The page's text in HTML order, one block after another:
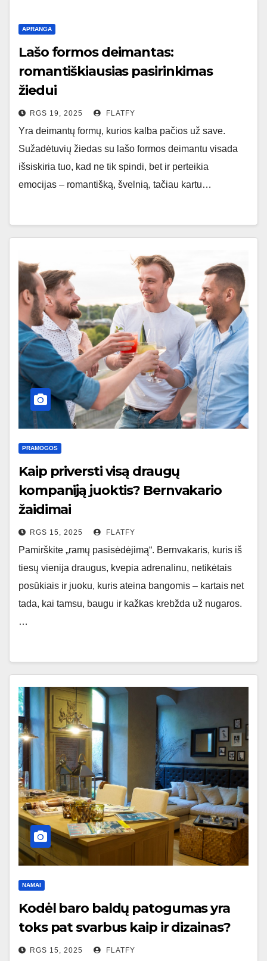
APRANGA
Lašo formos deimantas:
romantiškiausias pasirinkimas
žiedui
RGS 19, 2025 FLATFY
Yra deimantų formų, kurios kalba pačios už save.
Sužadėtuvių žiedas su lašo formos deimantu visada
išsiskiria tuo, kad ne tik spindi, bet ir perteikia
emocijas – romantišką, švelnią, tačiau kartu…
PRAMOGOS
Kaip priversti visą draugų
kompaniją juoktis? Bernvakario
žaidimai
RGS 15, 2025 FLATFY
Pamirškite „ramų pasisėdėjimą“. Bernvakaris, kuris iš
tiesų vienija draugus, kvepia adrenalinu, netikėtais
posūkiais ir juoku, kuris ateina bangomis – kartais net
tada, kai tamsu, baugu ir kažkas krebžda už nugaros.
…
NAMAI
Kodėl baro baldų patogumas yra
toks pat svarbus kaip ir dizainas?
RGS 15, 2025 FLATFY